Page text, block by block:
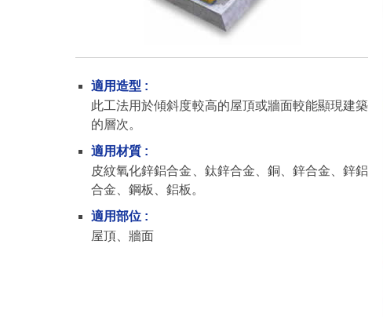
適用造型 :
此工法用於傾斜度較高的屋頂或牆面較能顯現建築
的層次。
適用材質 :
皮紋氧化鋅鋁合金、鈦鋅合金、銅、鋅合金、鋅鋁
合金、鋼板、鋁板。
適用部位 :
屋頂、牆面